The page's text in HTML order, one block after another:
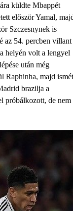
küldte Mbappét
először Yamal,
Szczesnynek is
az 54. percben villant
helyén volt a lengyel
után még
Raphinha, majd ismét
brazilja a
próbálkozott, de nem